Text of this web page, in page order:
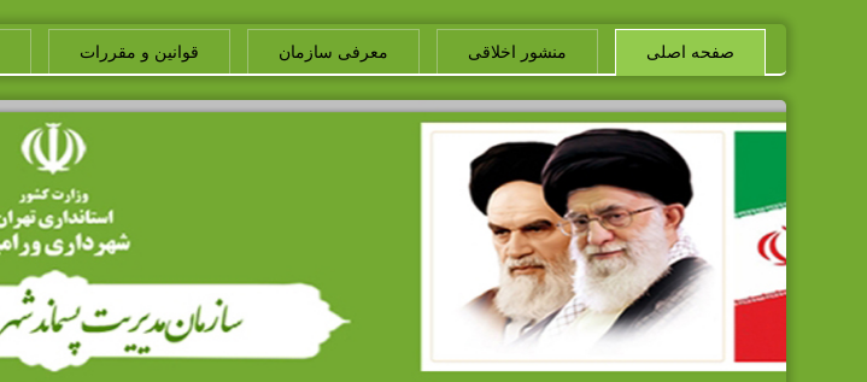
صفحه اصلی منشور اخلاقی معرفی سازمان قوانین و مقررات